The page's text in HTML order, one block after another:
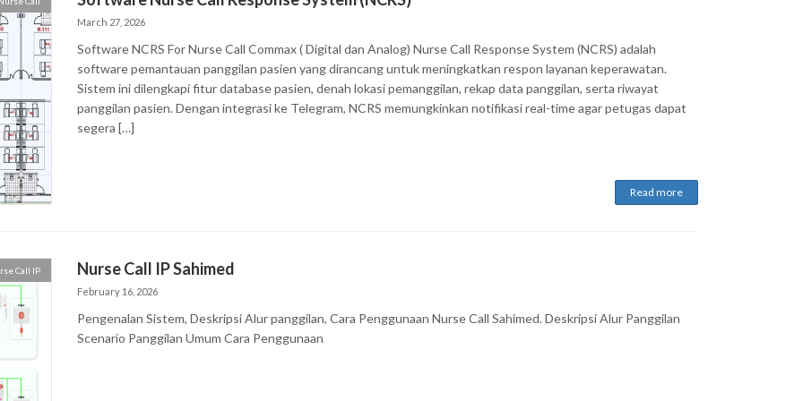
March 27, 2026
Software NCRS For Nurse Call Commax ( Digital dan Analog) Nurse Call Response System (NCRS) adalah
software pemantauan panggilan pasien yang dirancang untuk meningkatkan respon layanan keperawatan.
Sistem ini dilengkapi fitur database pasien, denah lokasi pemanggilan, rekap data panggilan, serta riwayat
panggilan pasien. Dengan integrasi ke Telegram, NCRS memungkinkan notifikasi real-time agar petugas dapat
segera […]
Read more
Call IP Nurse Call IP Sahimed
February 16, 2026
Pengenalan Sistem, Deskripsi Alur panggilan, Cara Penggunaan Nurse Call Sahimed. Deskripsi Alur Panggilan
Scenario Panggilan Umum Cara Penggunaan